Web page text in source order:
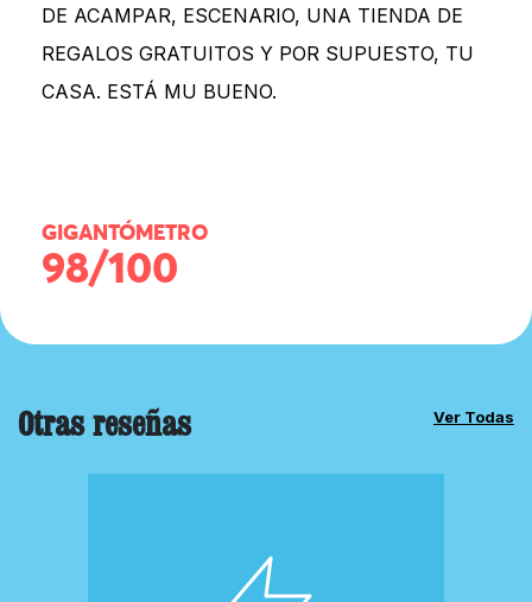
DE ACAMPAR, ESCENARIO, UNA TIENDA DE
REGALOS GRATUITOS Y POR SUPUESTO, TU
CASA. ESTÁ MU BUENO.
GIGANTÓMETRO
98/100
Otras reseñas Ver Todas